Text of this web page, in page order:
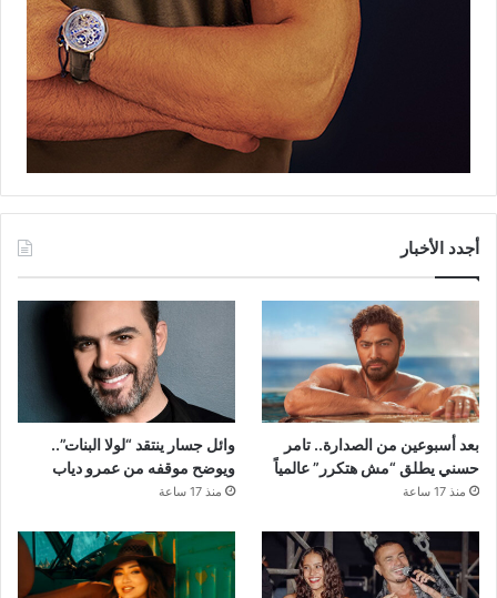
أجدد الأخبار
بعد أسبوعين من الصدارة.. تامر
حسني يطلق “مش هتكرر” عالمياً
منذ 17 ساعة
وائل جسار ينتقد “لولا البنات”..
ويوضح موقفه من عمرو دياب
منذ 17 ساعة